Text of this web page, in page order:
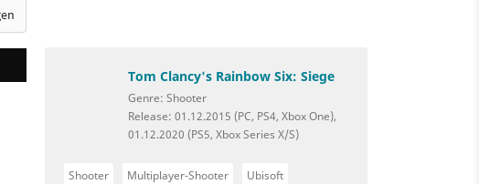
Tom Clancy's Rainbow Six: Siege
Genre: Shooter
Release: 01.12.2015 (PC, PS4, Xbox One),
01.12.2020 (PS5, Xbox Series X/S)
Shooter Multiplayer-Shooter Ubisoft